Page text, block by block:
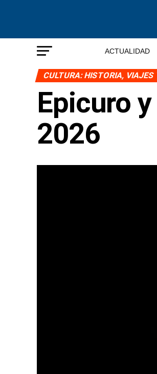
ACTUALIDAD
CULTURA: HISTORIA, VIAJES
Epicuro
2026